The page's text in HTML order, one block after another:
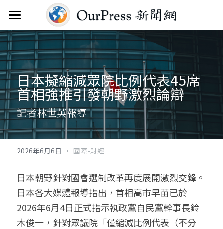
首頁
新聞雲
分類
焦點新聞
觀點評析
文教新聞
綜合生活
人物報導
國際財經
關於
服務
聯繫
訂閱電子報
FAQ
搜索
日本擬縮減眾院比例代表45席
首相強推引發朝野激烈論辯
記者林世英報導
2026年6月6日 · 國際-財經
日本朝野針對國會選制改革再度展開激烈交鋒。
日本各大媒體報導指出，首相高市早苗已於
2026年6月4日正式指示執政黨自民黨幹事長鈴
木俊一，針對眾議院「僅縮減比例代表（不分